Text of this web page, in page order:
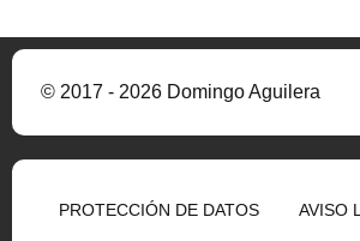
© 2017 - 2026 Domingo Aguilera
PROTECCIÓN DE DATOS AVISO